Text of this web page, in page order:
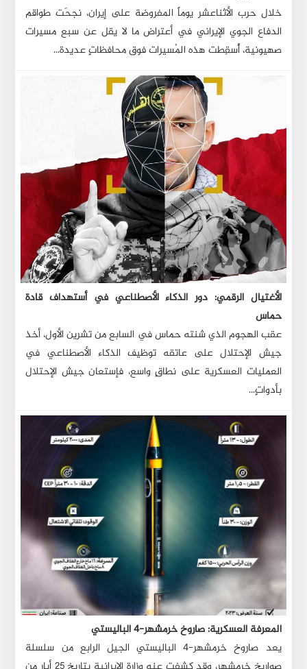
خلال حرب الأثناعشر يوماً المفروضة على إيران، نجحَت طواقم
الدفاع الجوي الإيراني في أعتراض ما لا يقل عن سبع مسيرات
صهيونية، أُسقِطت هذه المُسيرات فوق محافظاتٍ عديدة...
الأغتيال الرقمي: دور الذكاء الأصطناعي في أستهداف قادة
حماس
عقب الهجوم الذي شنته حماس في السابع من تشرين الأول، أخذ
جيش الإحتلال على عاتقه توظيف الذكاء الأصطناعي في
العمليات العسكرية على نطاقٍ واسع، فإستعان جيش الإحتلال
بأدواتٍ...
المعرفة العسكرية: صاروخ خرمشهر-٤ الباليستي
يعد صاروخ خرمشهر-٤ الباليستي الجيل الرابع من سلسلة